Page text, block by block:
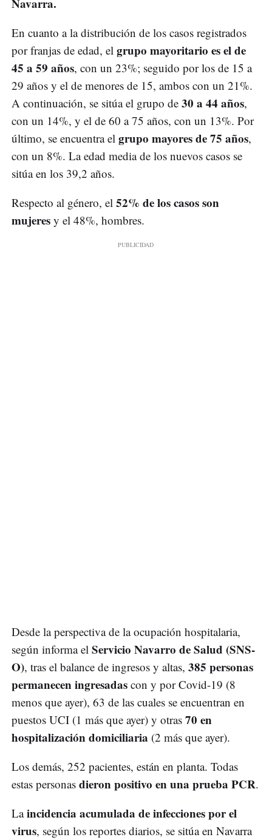
Navarra.
En cuanto a la distribución de los casos registrados
por franjas de edad, el grupo mayoritario es el de
45 a 59 años, con un 23%; seguido por los de 15 a
29 años y el de menores de 15, ambos con un 21%.
A continuación, se sitúa el grupo de 30 a 44 años,
con un 14%, y el de 60 a 75 años, con un 13%. Por
último, se encuentra el grupo mayores de 75 años,
con un 8%. La edad media de los nuevos casos se
sitúa en los 39,2 años.
Respecto al género, el 52% de los casos son
mujeres y el 48%, hombres.
Desde la perspectiva de la ocupación hospitalaria,
según informa el Servicio Navarro de Salud (SNS-
O), tras el balance de ingresos y altas, 385 personas
permanecen ingresadas con y por Covid-19 (8
menos que ayer), 63 de las cuales se encuentran en
puestos UCI (1 más que ayer) y otras 70 en
hospitalización domiciliaria (2 más que ayer).
Los demás, 252 pacientes, están en planta. Todas
estas personas dieron positivo en una prueba PCR.
Laincidencia acumulada de infecciones por el
virus, según los reportes diarios, se sitúa en Navarra